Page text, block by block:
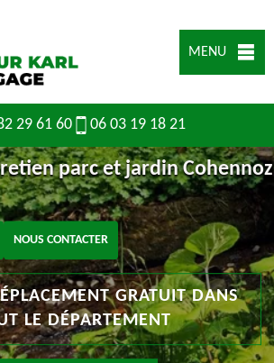
MENU
29 61 60 06 03 19 18 21
parc et jardin Cohennoz
NOUS CONTACTER
GRATUIT DANS
LE DÉPARTEMENT